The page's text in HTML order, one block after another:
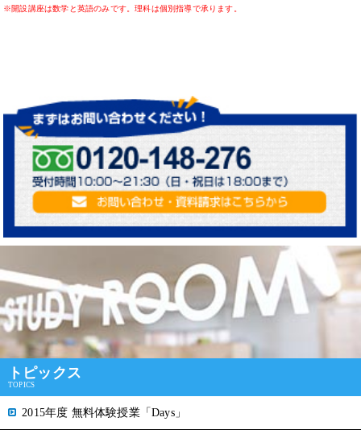
※開設講座は数学と英語のみです。理科は個別指導で承ります。
トピックス
TOPICS
2015年度 無料体験授業「Days」